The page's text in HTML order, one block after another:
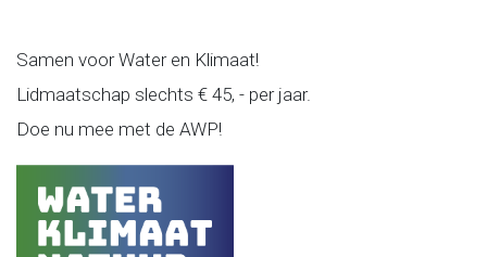
Samen voor Water en Klimaat!
Lidmaatschap slechts € 45, - per jaar.
Doe nu mee met de AWP!